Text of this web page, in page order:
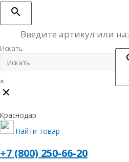
Искать
×
Краснодар
Найти товар
+7 (800) 250-66-20